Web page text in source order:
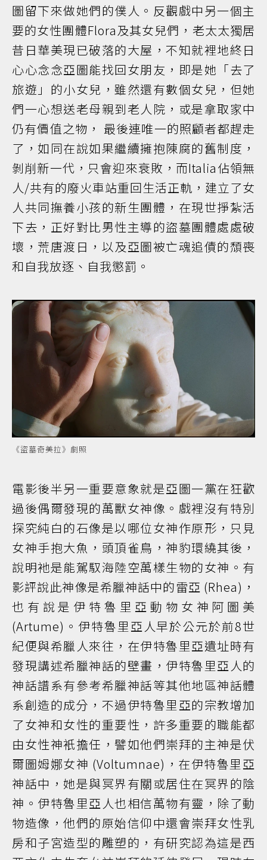
圖留下來做她們的僕人。反觀戲中另一個主
要的女性團體Flora及其女兒們，老太太獨居
昔日華美現已破落的大屋，不知就裡地終日
心心念念亞圖能找回女朋友，即是她「去了
旅遊」的小女兒，雖然還有數個女兒，但她
們一心想送老母親到老人院，或是拿取家中
仍有價值之物， 最後連唯一的照顧者都趕走
了，如同在說如果繼續擁抱陳腐的舊制度，
剝削新一代，只會迎來衰敗，而Italia佔領無
人/共有的廢火車站重回生活正軌，建立了女
人共同撫養小孩的新生團體，在現世掙紮活
下去，正好對比男性主導的盜墓團體處處破
壞，荒唐渡日，以及亞圖被亡魂追債的頹喪
和自我放逐、自我懲罰。
《盜墓奇美拉》劇照
電影後半另一重要意象就是亞圖一黨在狂歡
過後偶爾發現的萬獸女神像。戲裡沒有特別
探究純白的石像是以哪位女神作原形，只見
女神手抱大魚，頭頂雀鳥，神豹環繞其後，
說明衪是能駕馭海陸空萬樣生物的女神。有
影評說此神像是希臘神話中的雷亞 (Rhea)，
也有說是伊特魯里亞動物女神阿圖美
(Artume)。伊特魯里亞人早於公元於前8世
紀便與希臘人來往，在伊特魯里亞遺址時有
發現講述希臘神話的壁畫，伊特魯里亞人的
神話譜系有參考希臘神話等其他地區神話體
系創造的成分，不過伊特魯里亞的宗教增加
了女神和女性的重要性，許多重要的職能都
由女性神衹擔任，譬如他們崇拜的主神是伏
爾圖姆娜女神 (Voltumnae)，在伊特魯里亞
神話中，她是與冥界有關或居住在冥界的陰
神。伊特魯里亞人也相信萬物有靈，除了動
物造像，他們的原始信仰中還會崇拜女性乳
房和子宮造型的雕塑的，有研究認為這是西